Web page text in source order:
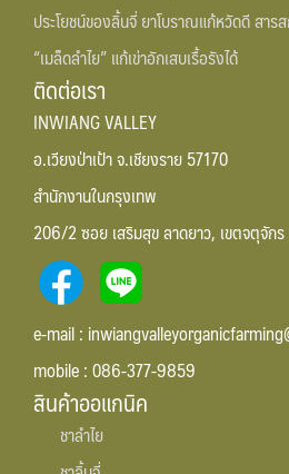
ประโยชน์ของลิ้นจี่ ยาโบราณแก้หวัดดี สา
“เมล็ดลำไย” แก้เข่าอักเสบเรื้อรังได้
ติดต่อเรา
INWIANG VALLEY
อ.เวียงป่าเป้า จ.เชียงราย 57170
สำนักงานในกรุงเทพ
206/2 ซอย เสริมสุข ลาดยาว, เขตจตุจัก
e-mail :
mobile : 086-377-9859
สินค้าออแกนิค
ชาลำไย